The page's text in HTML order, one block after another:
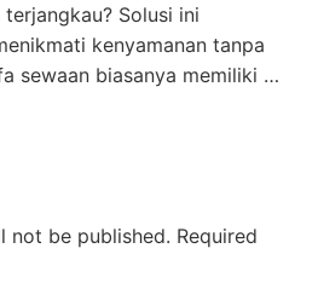
Solusi ini
kenyamanan tanpa
sewaan biasanya memiliki …
not be published. Required